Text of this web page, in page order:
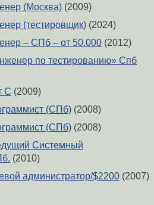
(Москва) (2009)
(тестировщик) (2024)
– СПб – от 50.000 (2012)
по тестированию» Спб
С (2009)
(СПб) (2008)
(СПб) (2008)
Системный
(2010)
администратор/$2200 (2007)